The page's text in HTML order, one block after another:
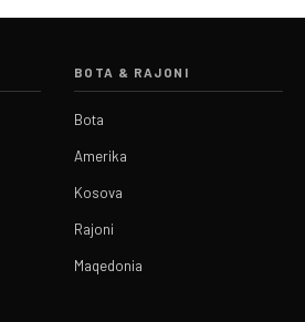
BOTA & RAJONI
Bota
Amerika
Kosova
Rajoni
Maqedonia